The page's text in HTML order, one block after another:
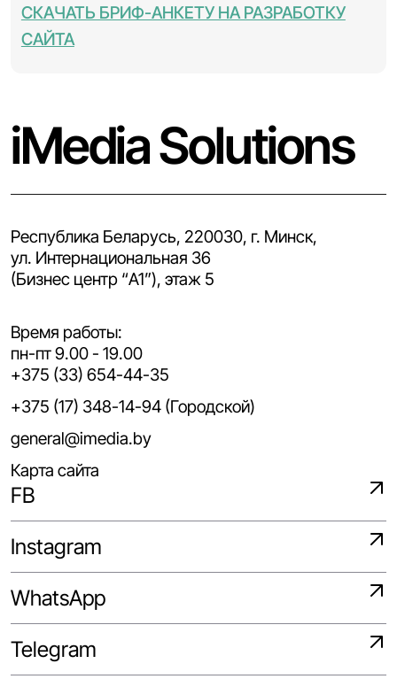
СКАЧАТЬ БРИФ-АНКЕТУ НА РАЗРАБОТКУ
САЙТА
iMedia Solutions
Республика Беларусь, 220030, г. Минск,
ул. Интернациональная 36
(Бизнес центр “A1”), этаж 5
Время работы:
пн-пт 9.00 - 19.00
+375 (33) 654-44-35
+375 (17) 348-14-94 (Городской)
general@imedia.by
Карта сайта
FB
Instagram
WhatsApp
Telegram